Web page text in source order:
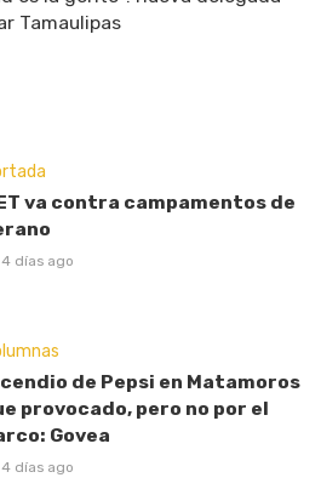
Tamaulipas
va contra campamentos de
4 días ago
de Pepsi en Matamoros
provocado, pero no por el
Govea
4 días ago